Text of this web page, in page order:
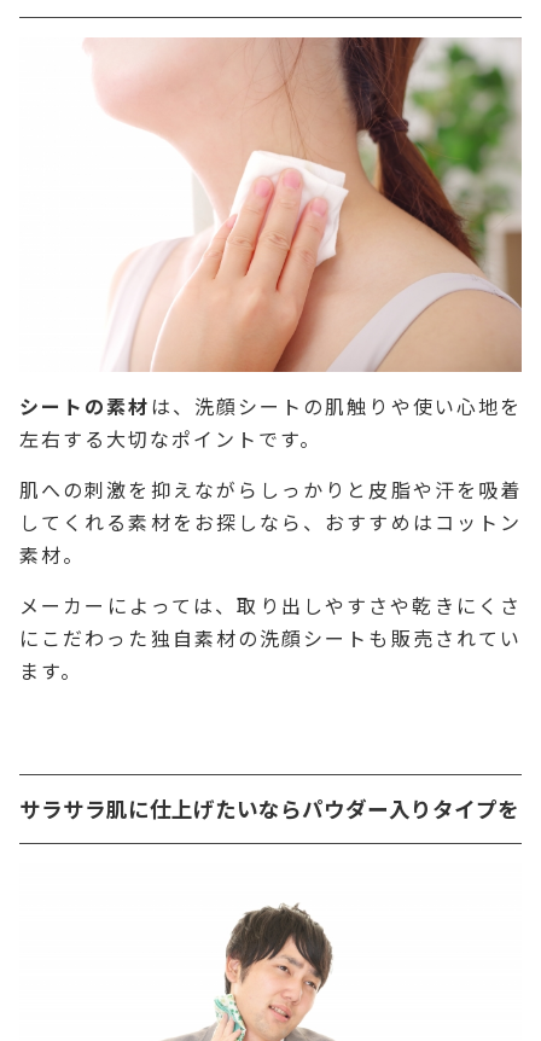
シートの素材は、洗顔シートの肌触りや使い心地を
左右する大切なポイントです。
肌への刺激を抑えながらしっかりと皮脂や汗を吸着
してくれる素材をお探しなら、おすすめはコットン
素材。
メーカーによっては、取り出しやすさや乾きにくさ
にこだわった独自素材の洗顔シートも販売されてい
ます。
サラサラ肌に仕上げたいならパウダー入りタイプを